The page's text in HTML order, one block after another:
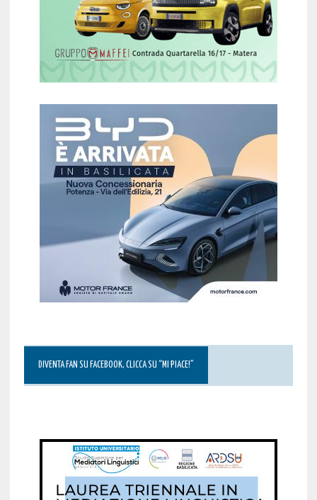
DIVENTA FAN SU FACEBOOK, CLICCA SU “MI PIACE!”